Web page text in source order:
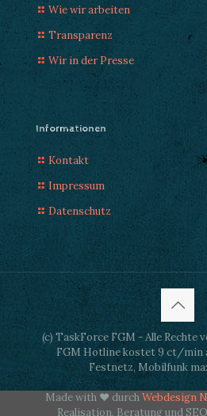
Wie wir arbeiten
Transparenz
Wir in der Presse
Informationen
Kontakt
Impressum
Datenschutz
(c) TaskForce FGM - Alle Rechte
FGM Hotline kostet 9 ct/min
Festnetz, Mobilfunk
Made with ♥ durchWebdesign
Realisation, Beratung und